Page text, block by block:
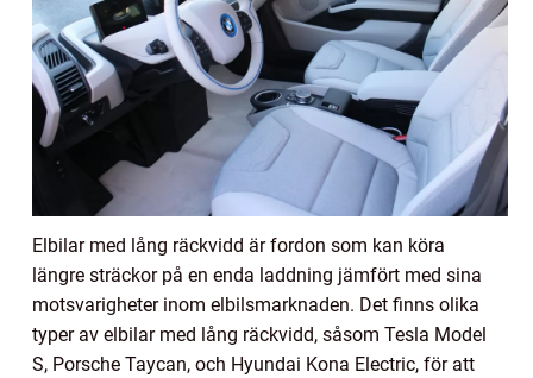
Elbilar med lång räckvidd är fordon som kan köra
längre sträckor på en enda laddning jämfört med sina
motsvarigheter inom elbilsmarknaden. Det finns olika
typer av elbilar med lång räckvidd, såsom Tesla Model
S, Porsche Taycan, och Hyundai Kona Electric, för att